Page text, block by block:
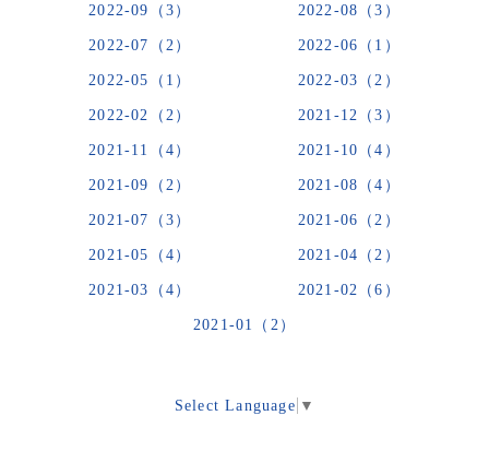
2022-09（3） 2022-08（3）
2022-07（2） 2022-06（1）
2022-05（1） 2022-03（2）
2022-02（2） 2021-12（3）
2021-11（4） 2021-10（4）
2021-09（2） 2021-08（4）
2021-07（3） 2021-06（2）
2021-05（4） 2021-04（2）
2021-03（4） 2021-02（6）
2021-01（2）
Select Language ▼